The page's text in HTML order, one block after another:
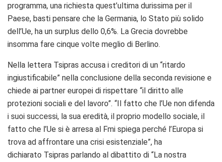
programma, una richiesta quest’ultima durissima per il
Paese, basti pensare che la Germania, lo Stato più solido
dell’Ue, ha un surplus dello 0,6%. La Grecia dovrebbe
insomma fare cinque volte meglio di Berlino.
Nella lettera Tsipras accusa i creditori di un “ritardo
ingiustificabile” nella conclusione della seconda revisione e
chiede ai partner europei di rispettare “il diritto alle
protezioni sociali e del lavoro”. “Il fatto che l’Ue non difenda
i suoi successi, la sua eredità, il proprio modello sociale, il
fatto che l’Ue si è arresa al Fmi spiega perché l’Europa si
trova ad affrontare una crisi esistenziale”, ha
dichiarato Tsipras parlando al dibattito di “La nostra